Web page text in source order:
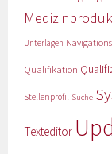
Unterlagen
Qualifikation
Stellenprofil Suche
Texteditor